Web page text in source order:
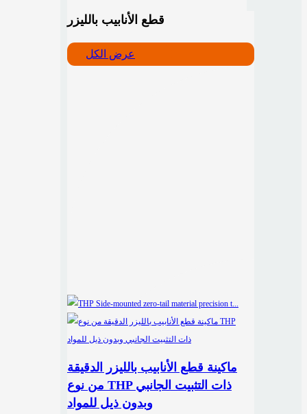
قطع الأنابيب بالليزر
عرض الكل
ماكينة قطع الأنابيب بالليزر الدقيقة
من نوع THP ذات التثبيت الجانبي
وبدون ذيل للمواد